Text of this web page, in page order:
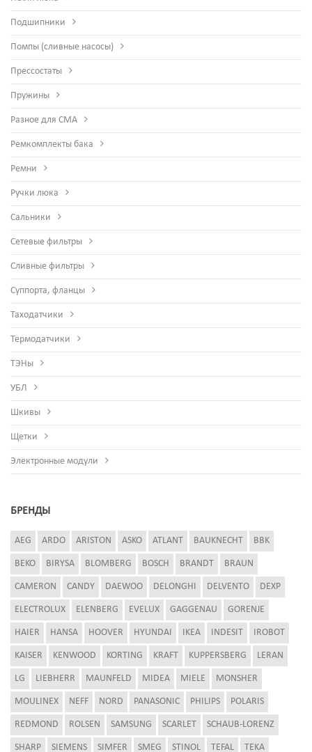
Подшипники
Помпы (сливные насосы)
Прессостаты
Пружины
Разное для СМА
Ремкомплекты бака
Ремни
Ручки люка
Сальники
Сетевые фильтры
Сливные фильтры
Суппорта, фланцы
Таходатчики
Термодатчики
ТЭНы
УБЛ
Шкивы
Щетки
Электронные модули
БРЕНДЫ
AEG ARDO ARISTON ASKO ATLANT BAUKNECHT BBK
BEKO BIRYSA BLOMBERG BOSCH BRANDT BRAUN
CAMERON CANDY DAEWOO DELONGHI DELVENTO DEXP
ELECTROLUX ELENBERG EVELUX GAGGENAU GORENJE
HAIER HANSA HOOVER HYUNDAI IKEA INDESIT IROBOT
KAISER KENWOOD KORTING KRAFT KUPPERSBERG LERAN
LG LIEBHERR MAUNFELD MIDEA MIELE MONSHER
MOULINEX NEFF NORD PANASONIC PHILIPS POLARIS
REDMOND ROLSEN SAMSUNG SCARLET SCHAUB-LORENZ
SHARP SIEMENS SIMFER SMEG STINOL TEFAL TEKA